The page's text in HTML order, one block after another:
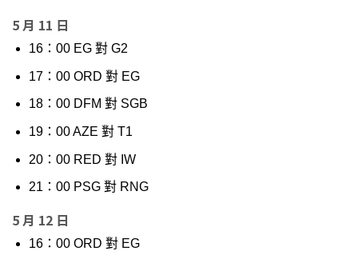
5 月 11 日
16：00 EG 對 G2
17：00 ORD 對 EG
18：00 DFM 對 SGB
19：00 AZE 對 T1
20：00 RED 對 IW
21：00 PSG 對 RNG
5 月 12 日
16：00 ORD 對 EG